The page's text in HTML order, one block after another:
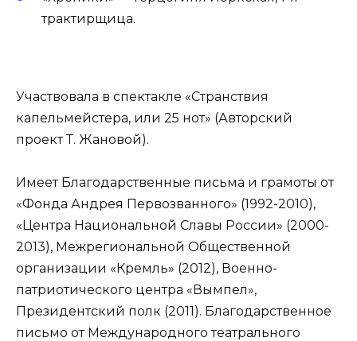
трактирщица.
Участвовала в спектакле «Странствия
капельмейстера, или 25 нот» (Авторский
проект Т. Жановой).
Имеет Благодарственные письма и грамоты от
«Фонда Андрея Первозванного» (1992-2010),
«Центра Национальной Славы России» (2000-
2013), Межрегиональной Общественной
организации «Кремль» (2012), Военно-
патриотического центра «Вымпел»,
Президентский полк (2011). Благодарственное
письмо от Международного театрального